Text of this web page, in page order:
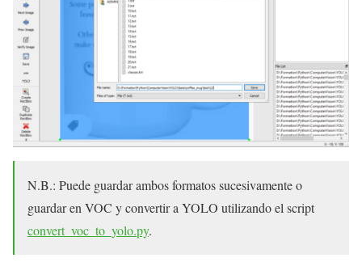
N.B.: Puede guardar ambos formatos sucesivamente o
guardar en VOC y convertir a YOLO utilizando el script
convert_voc_to_yolo.py.